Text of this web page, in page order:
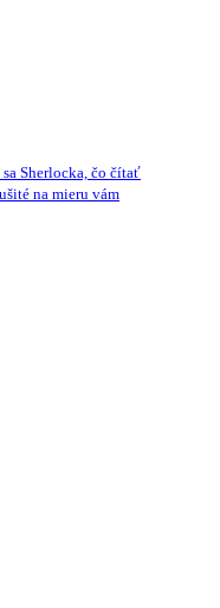
Sherlocka, čo čítať
na mieru vám